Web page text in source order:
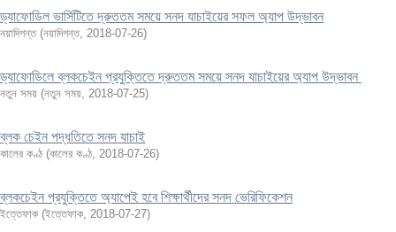
ড্যাফোডিল ভার্সিটিতে দ্রুততম সময়ে সনদ যাচাইয়ের সফল অ্যাপ উদ্ভাবন
নয়াদিগন্ত (নয়াদিগন্ত, 2018-07-26)
ড্যাফোডিলে ব্লকচেইন প্রযুক্তিতে দ্রুততম সময়ে সনদ যাচাইয়ের অ্যাপ উদ্ভাবন
নতুন সময় (নতুন সময়, 2018-07-25)
ব্লক চেইন পদ্ধতিতে সনদ যাচাই
কালের কণ্ঠ (কালের কণ্ঠ, 2018-07-26)
ব্লকচেইন প্রযুক্তিতে অ্যাপেই হবে শিক্ষার্থীদের সনদ ভেরিফিকেশন
ইত্তেফাক (ইত্তেফাক, 2018-07-27)